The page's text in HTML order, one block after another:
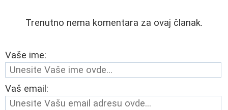
Trenutno nema komentara za ovaj članak.
Vaše ime:
Vaš email: